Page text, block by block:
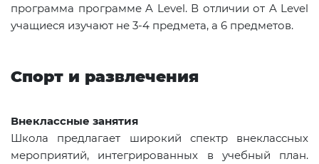
программа программе A Level. В отличии от A Level
учащиеся изучают не 3-4 предмета, а 6 предметов.
Спорт и развлечения
Внеклассные занятия
Школа предлагает широкий спектр внеклассных
мероприятий, интегрированных в учебный план.